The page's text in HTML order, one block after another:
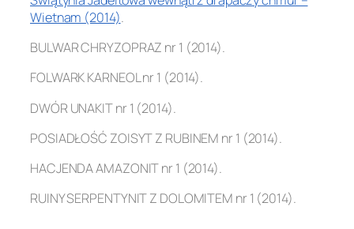
Wietnam (2014).
BULWAR CHRYZOPRAZ nr 1 (2014).
FOLWARK KARNEOL nr 1 (2014).
DWÓR UNAKIT nr 1 (2014).
POSIADŁOŚĆ ZOISYT Z RUBINEM nr 1 (2014).
HACJENDA AMAZONIT nr 1 (2014).
RUINY SERPENTYNIT Z DOLOMITEM nr 1 (2014).